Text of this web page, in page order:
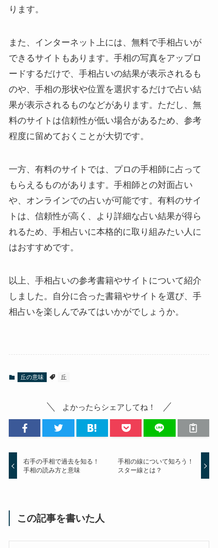
ります。
また、インターネット上には、無料で手相占いが
できるサイトもあります。手相の写真をアップロ
ードするだけで、手相占いの結果が表示されるも
のや、手相の形状や位置を選択するだけで占い結
果が表示されるものなどがあります。ただし、無
料のサイトは信頼性が低い場合があるため、参考
程度に留めておくことが大切です。
一方、有料のサイトでは、プロの手相師に占って
もらえるものがあります。手相師との対面占い
や、オンラインでの占いが可能です。有料のサイ
トは、信頼性が高く、より詳細な占い結果が得ら
れるため、手相占いに本格的に取り組みたい人に
はおすすめです。
以上、手相占いの参考書籍やサイトについて紹介
しました。自分に合った書籍やサイトを選び、手
相占いを楽しんでみてはいかがでしょうか。
丘の意味 丘
よかったらシェアしてね！
右手の手相で過去を知る！
手相の読み方と意味
手相の線について知ろう！
スター線とは？
この記事を書いた人